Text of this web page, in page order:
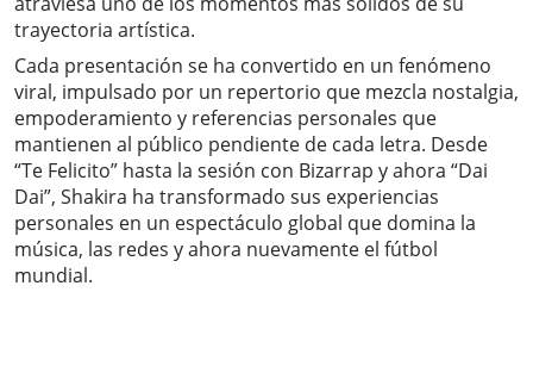
trayectoria artística.
Cada presentación se ha convertido en un fenómeno
viral, impulsado por un repertorio que mezcla nostalgia,
empoderamiento y referencias personales que
mantienen al público pendiente de cada letra. Desde
“Te Felicito” hasta la sesión con Bizarrap y ahora “Dai
Dai”, Shakira ha transformado sus experiencias
personales en un espectáculo global que domina la
música, las redes y ahora nuevamente el fútbol
mundial.